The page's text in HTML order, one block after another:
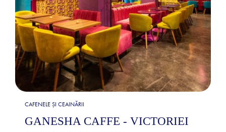
CAFENELE ȘI CEAINĂRII
GANESHA CAFFE - VICTORIEI